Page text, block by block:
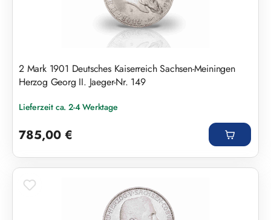
2 Mark 1901 Deutsches Kaiserreich Sachsen-Meiningen
Herzog Georg II. Jaeger-Nr. 149
Lieferzeit ca. 2-4 Werktage
785,00 €